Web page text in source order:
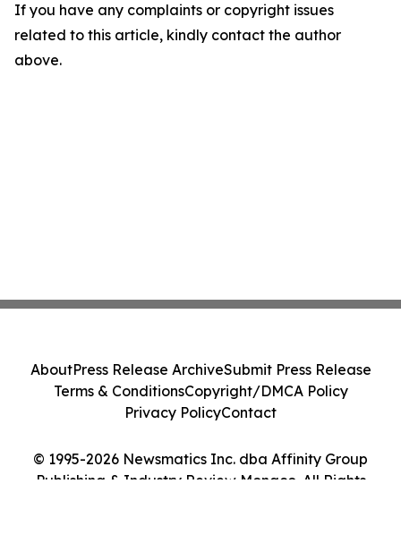
If you have any complaints or copyright issues
related to this article, kindly contact the author
above.
© 1995-2026 Newsmatics Inc. dba Affinity Group
Publishing & Industry Review Monaco. All Rights
AboutPress Release ArchiveSubmit Press Release
Terms & ConditionsCopyright/DMCA Policy
Privacy PolicyContact